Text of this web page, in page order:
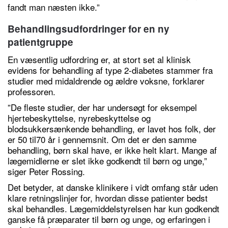
fandt man næsten ikke.”
Behandlingsudfordringer for en ny
patientgruppe
En væsentlig udfordring er, at stort set al klinisk
evidens for behandling af type 2-diabetes stammer fra
studier med midaldrende og ældre voksne, forklarer
professoren.
”De fleste studier, der har undersøgt for eksempel
hjertebeskyttelse, nyrebeskyttelse og
blodsukkersænkende behandling, er lavet hos folk, der
er 50 til70 år i gennemsnit. Om det er den samme
behandling, børn skal have, er ikke helt klart. Mange af
lægemidlerne er slet ikke godkendt til børn og unge,”
siger Peter Rossing.
Det betyder, at danske klinikere i vidt omfang står uden
klare retningslinjer for, hvordan disse patienter bedst
skal behandles. Lægemiddelstyrelsen har kun godkendt
ganske få præparater til børn og unge, og erfaringen i